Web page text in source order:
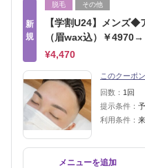
新
規
脱毛 その他
【学割U24】メンズ◆
（眉wax込）￥
¥4,470
このクーポ
回数： 1回
提示条件：
利用条件：
メニューを追加